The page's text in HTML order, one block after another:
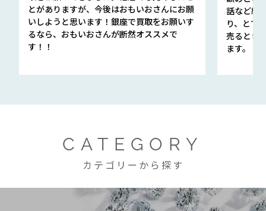
とがありますが、今後はおもいおさんにお願
いしようと思います！銀座で買取をお願いす
るなら、おもいおさんが断然オススメで
す！！
話など細
り、とて
売るとき
ます。
CATEGORY
カテゴリーから探す